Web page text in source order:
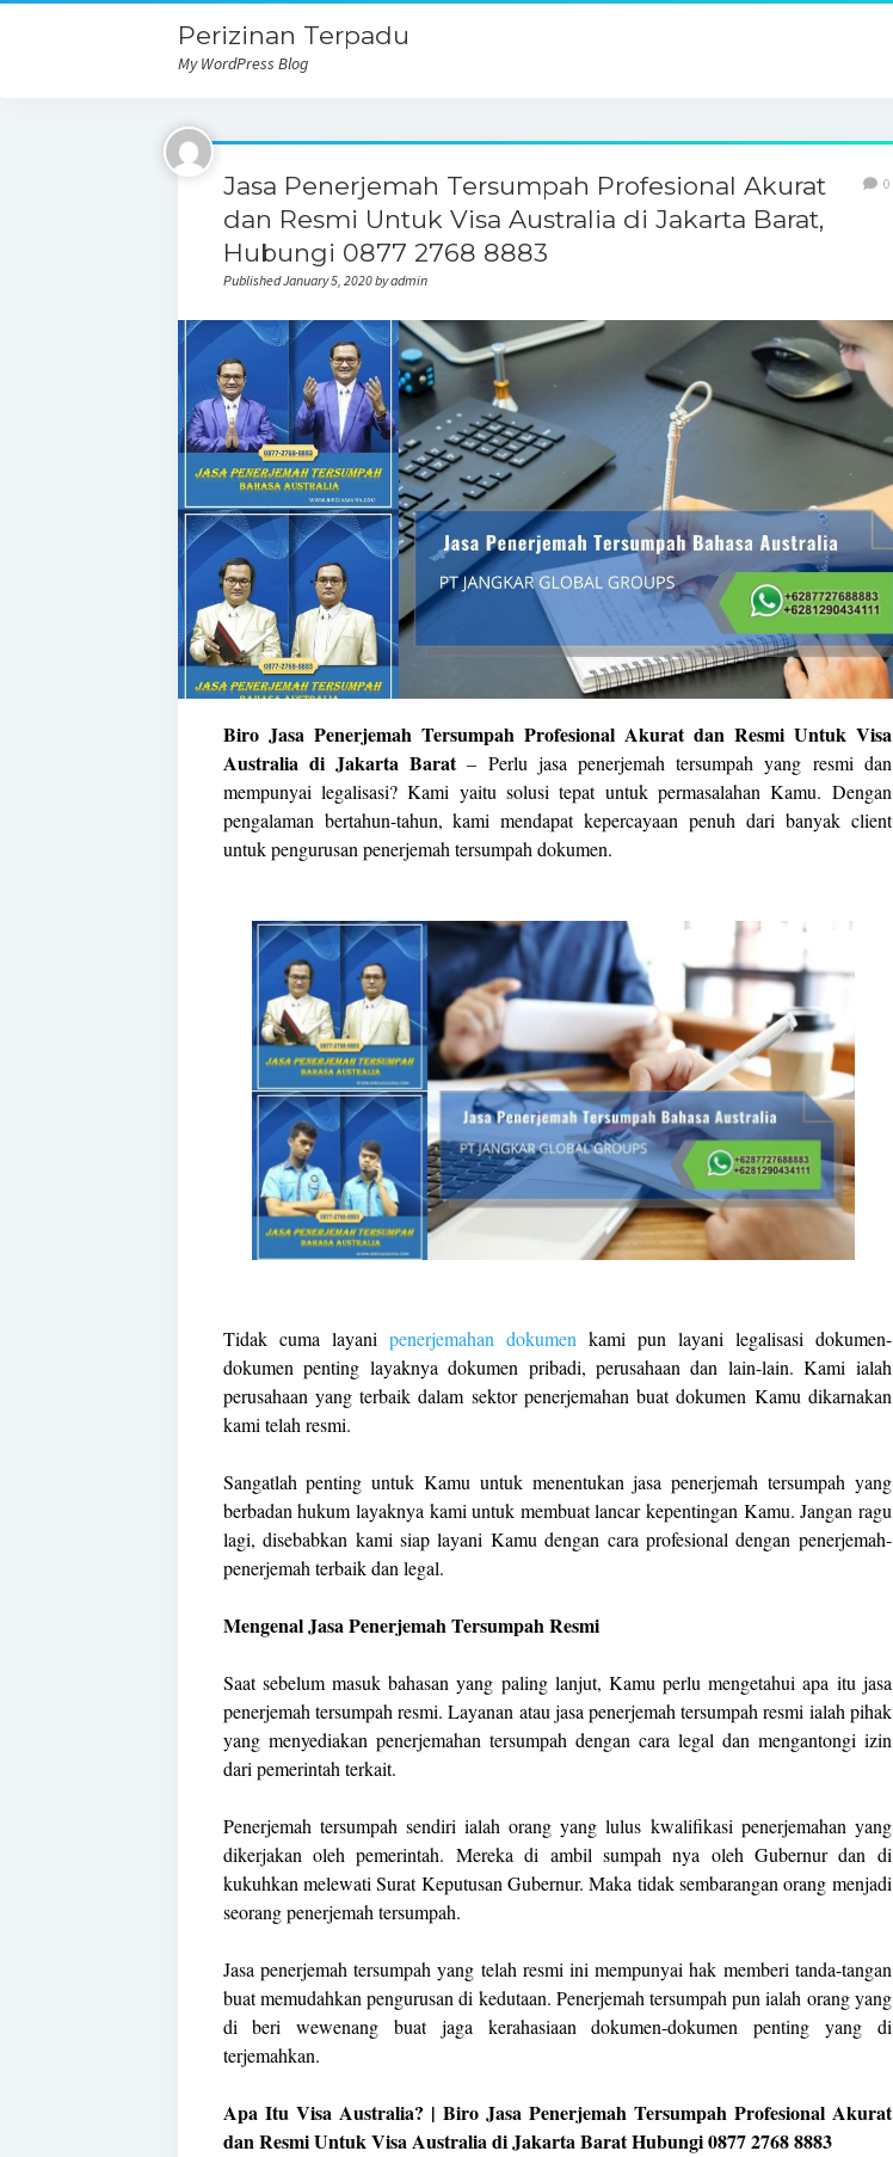
Perizinan Terpadu
My WordPress Blog
Jasa Penerjemah Tersumpah Profesional Akurat
dan Resmi Untuk Visa Australia di Jakarta Barat,
Hubungi 0877 2768 8883
Published January 5, 2020 by admin
0
Biro Jasa Penerjemah Tersumpah Profesional Akurat dan Resmi Untuk Visa
Australia di Jakarta Barat– Perlu jasa penerjemah tersumpah yang resmi dan
mempunyai legalisasi? Kami yaitu solusi tepat untuk permasalahan Kamu. Dengan
pengalaman bertahun-tahun, kami mendapat kepercayaan penuh dari banyak client
untuk pengurusan penerjemah tersumpah dokumen.
Tidak cuma layani penerjemahan dokumenkami pun layani legalisasi dokumen-
dokumen penting layaknya dokumen pribadi, perusahaan dan lain-lain. Kami ialah
perusahaan yang terbaik dalam sektor penerjemahan buat dokumen Kamu dikarnakan
kami telah resmi.
Sangatlah penting untuk Kamu untuk menentukan jasa penerjemah tersumpah yang
berbadan hukum layaknya kami untuk membuat lancar kepentingan Kamu. Jangan ragu
lagi, disebabkan kami siap layani Kamu dengan cara profesional dengan penerjemah-
penerjemah terbaik dan legal.
Mengenal Jasa Penerjemah Tersumpah Resmi
Saat sebelum masuk bahasan yang paling lanjut, Kamu perlu mengetahui apa itu jasa
penerjemah tersumpah resmi. Layanan atau jasa penerjemah tersumpah resmi ialah pihak
yang menyediakan penerjemahan tersumpah dengan cara legal dan mengantongi izin
dari pemerintah terkait.
Penerjemah tersumpah sendiri ialah orang yang lulus kwalifikasi penerjemahan yang
dikerjakan oleh pemerintah. Mereka di ambil sumpah nya oleh Gubernur dan di
kukuhkan melewati Surat Keputusan Gubernur. Maka tidak sembarangan orang menjadi
seorang penerjemah tersumpah.
Jasa penerjemah tersumpah yang telah resmi ini mempunyai hak memberi tanda-tangan
buat memudahkan pengurusan di kedutaan. Penerjemah tersumpah pun ialah orang yang
di beri wewenang buat jaga kerahasiaan dokumen-dokumen penting yang di
terjemahkan.
Apa Itu Visa Australia? | Biro Jasa Penerjemah Tersumpah Profesional Akurat
dan Resmi Untuk Visa Australia di Jakarta Barat Hubungi 0877 2768 8883